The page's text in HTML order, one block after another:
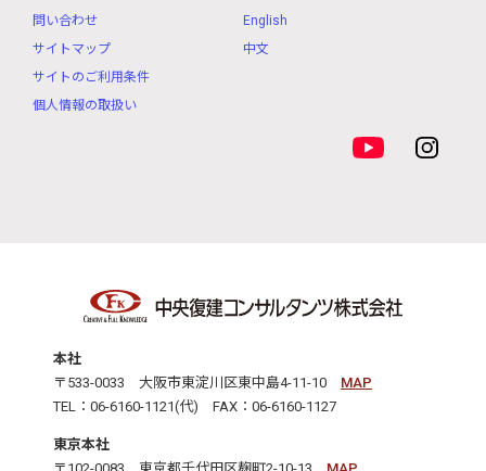
問い合わせ
サイトマップ
サイトのご利用条件
個人情報の取扱い
English
中文
本社
〒533-0033 大阪市東淀川区東中島4-11-10 MAP
TEL：06-6160-1121(代) FAX：06-6160-1127
東京本社